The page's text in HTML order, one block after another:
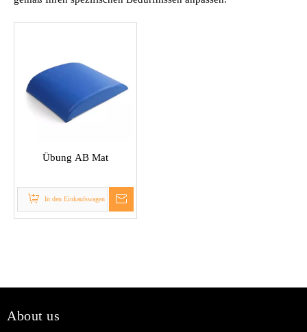
Übung AB Mat
In den Einkaufswagen
About us